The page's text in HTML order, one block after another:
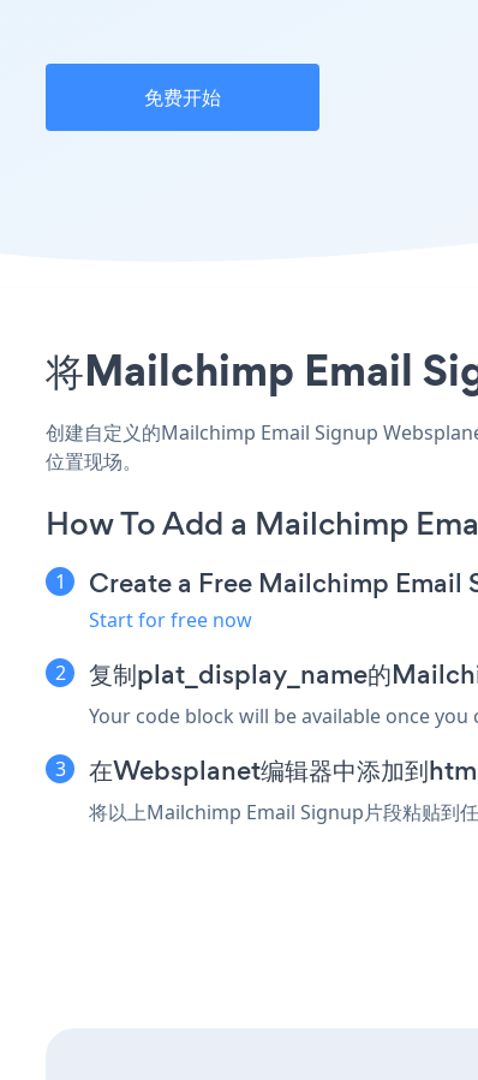
免费开始
将Mailchimp Email
创建自定义的Mailchimp Email Signup
位置现场。
How To Add a Mailchimp
Create a Free Mailchimp Email
Start for free now
复制plat_display_name的
Your code block will be available once you
在Websplanet编辑器中添加到
将以上Mailchimp Email Signup片段粘贴到